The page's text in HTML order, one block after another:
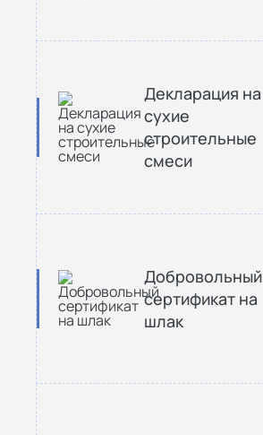
Декларация на
сухие
строительные
смеси
Добровольный
сертификат на
шлак